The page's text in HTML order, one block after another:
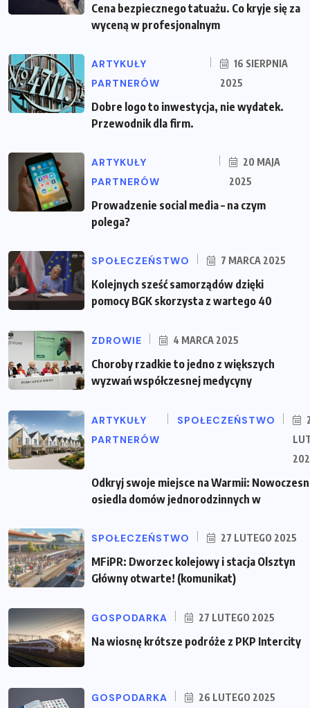
Cena bezpiecznego tatuażu. Co kryje się za
wyceną w profesjonalnym
ARTYKUŁY
PARTNERÓW
16 SIERPNIA
2025
Dobre logo to inwestycja, nie wydatek.
Przewodnik dla firm.
ARTYKUŁY
PARTNERÓW
20 MAJA
2025
Prowadzenie social media – na czym
polega?
SPOŁECZEŃSTWO 7 MARCA 2025
Kolejnych sześć samorządów dzięki
pomocy BGK skorzysta z wartego 40
ZDROWIE 4 MARCA 2025
Choroby rzadkie to jedno z większych
wyzwań współczesnej medycyny
ARTYKUŁY
PARTNERÓW
SPOŁECZEŃSTWO
Odkryj swoje miejsce na Warmii:
osiedla domów jednorodzinnych w
SPOŁECZEŃSTWO 27 LUTEGO 2025
MFiPR: Dworzec kolejowy i stacja Olsztyn
Główny otwarte! (komunikat)
GOSPODARKA 27 LUTEGO 2025
Na wiosnę krótsze podróże z PKP Intercity
GOSPODARKA 26 LUTEGO 2025